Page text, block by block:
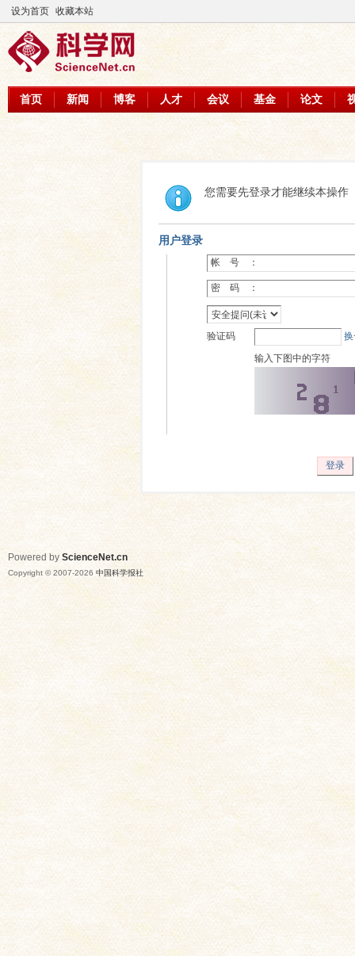
设为首页 收藏本站
首页 新闻 博客 人才 会议 基金 论文
您需要先登录才能继续本操作
用户登录
帐 号 ：
密 码 ：
验证码
输入下图中的字符
登录
Powered by ScienceNet.cn
Copyright © 2007-2026 中国科学报社